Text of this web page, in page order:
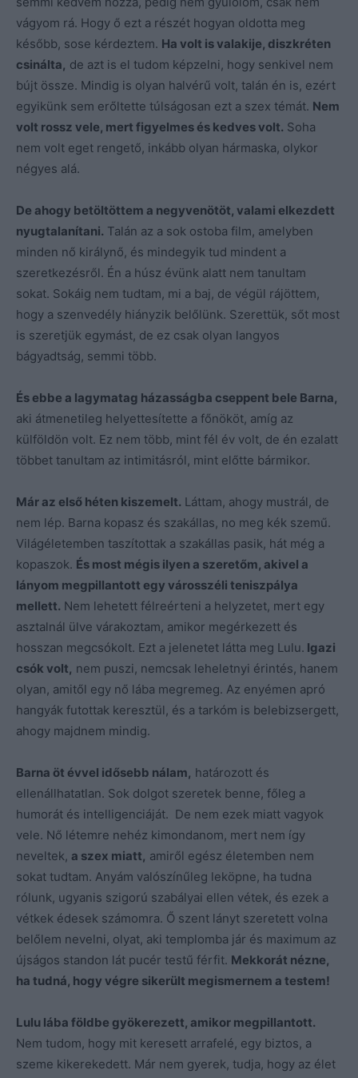
vágyom rá. Hogy ő ezt a részét hogyan oldotta meg
később, sose kérdeztem. Ha volt is valakije, diszkréten
csinálta, de azt is el tudom képzelni, hogy senkivel nem
bújt össze. Mindig is olyan halvérű volt, talán én is, ezért
egyikünk sem erőltette túlságosan ezt a szex témát. Nem
volt rossz vele, mert figyelmes és kedves volt. Soha
nem volt eget rengető, inkább olyan hármaska, olykor
négyes alá.
De ahogy betöltöttem a negyvenötöt, valami elkezdett
nyugtalanítani. Talán az a sok ostoba film, amelyben
minden nő királynő, és mindegyik tud mindent a
szeretkezésről. Én a húsz évünk alatt nem tanultam
sokat. Sokáig nem tudtam, mi a baj, de végül rájöttem,
hogy a szenvedély hiányzik belőlünk. Szerettük, sőt most
is szeretjük egymást, de ez csak olyan langyos
bágyadtság, semmi több.
És ebbe a lagymatag házasságba cseppent bele Barna,
aki átmenetileg helyettesítette a főnököt, amíg az
külföldön volt. Ez nem több, mint fél év volt, de én ezalatt
többet tanultam az intimitásról, mint előtte bármikor.
Már az első héten kiszemelt. Láttam, ahogy mustrál, de
nem lép. Barna kopasz és szakállas, no meg kék szemű.
Világéletemben taszítottak a szakállas pasik, hát még a
kopaszok. És most mégis ilyen a szeretőm, akivel a
lányom megpillantott egy városszéli teniszpálya
mellett. Nem lehetett félreérteni a helyzetet, mert egy
asztalnál ülve várakoztam, amikor megérkezett és
hosszan megcsókolt. Ezt a jelenetet látta meg Lulu. Igazi
csók volt, nem puszi, nemcsak leheletnyi érintés, hanem
olyan, amitől egy nő lába megremeg. Az enyémen apró
hangyák futottak keresztül, és a tarkóm is belebizsergett,
ahogy majdnem mindig.
Barna öt évvel idősebb nálam, határozott és
ellenállhatatlan. Sok dolgot szeretek benne, főleg a
humorát és intelligenciáját. De nem ezek miatt vagyok
vele. Nő létemre nehéz kimondanom, mert nem így
neveltek, a szex miatt, amiről egész életemben nem
sokat tudtam. Anyám valószínűleg leköpne, ha tudna
rólunk, ugyanis szigorú szabályai ellen vétek, és ezek a
vétkek édesek számomra. Ő szent lányt szeretett volna
belőlem nevelni, olyat, aki templomba jár és maximum az
újságos standon lát pucér testű férfit. Mekkorát nézne,
ha tudná, hogy végre sikerült megismernem a testem!
Lulu lába földbe gyökerezett, amikor megpillantott.
Nem tudom, hogy mit keresett arrafelé, egy biztos, a
szeme kikerekedett. Már nem gyerek, tudja, hogy az élet